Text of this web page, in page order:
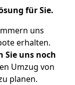
für Sie.
uns
erhalten.
uns noch
Umzug von
planen.